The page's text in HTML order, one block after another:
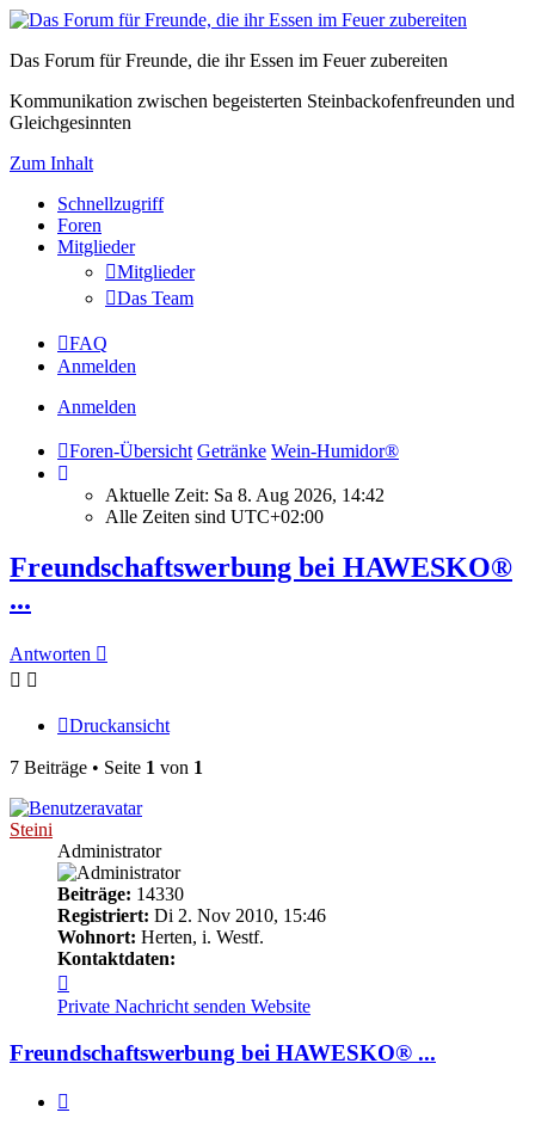
Das Forum für Freunde, die ihr Essen im Feuer zubereiten
Kommunikation zwischen begeisterten Steinbackofenfreunden und
Gleichgesinnten
Zum Inhalt
Schnellzugriff
Foren
Mitglieder
Mitglieder
Das Team
FAQ
Anmelden
Anmelden
Foren-Übersicht Getränke Wein-Humidor®
Aktuelle Zeit: Sa 8. Aug 2026, 14:42
Alle Zeiten sind UTC+02:00
Freundschaftswerbung bei HAWESKO®
...
Antworten
Druckansicht
7 Beiträge • Seite 1 von 1
Steini
Administrator
Beiträge: 14330
Registriert: Di 2. Nov 2010, 15:46
Wohnort: Herten, i. Westf.
Kontaktdaten:
von
Steini
Private Nachricht senden Website
Freundschaftswerbung bei HAWESKO® ...